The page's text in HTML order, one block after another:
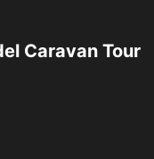
Caravan Tour